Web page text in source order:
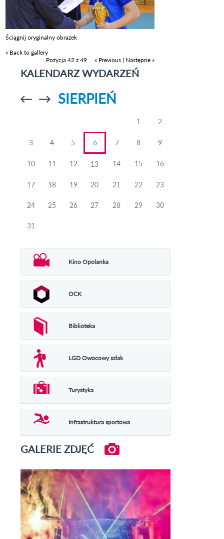
Ściągnij oryginalny obrazek
« Back to gallery
Pozycja 42 z 49
« Previous | Następne »
KALENDARZ WYDARZEŃ
Przejdź doPrzejdź do
SIERPIEŃ
1 2
3 4 5 6 7 8 9
10 11 12 13 14 15 16
17 18 19 20 21 22 23
24 25 26 27 28 29 30
31
Kino Opolanka
OCK
Biblioteka
LGD Owocowy szlak
Turystyka
Infrastruktura sportowa
GALERIE ZDJĘĆ